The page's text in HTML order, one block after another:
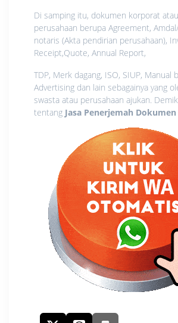
Di samping itu, dokumen korporat
perusahaan berupa Agreement,
notaris (Akta pendirian perusahaan),
Receipt,Quote, Annual Report,
TDP, Merk dagang, ISO, SIUP, Manual
Advertising dan lain sebagainya yang
swasta atau perusahaan ajukan.
tentang Jasa Penerjemah